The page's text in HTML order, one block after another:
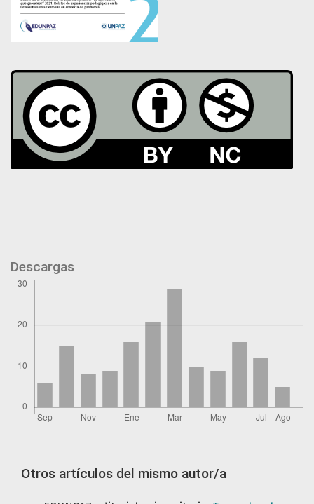
Descargas
Otros artículos del mismo autor/a